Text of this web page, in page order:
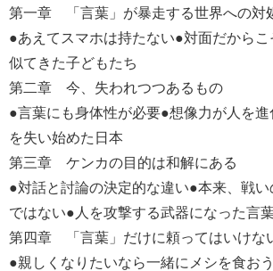
第一章 「言葉」が暴走する世界への対
●あえてスマホは持たない●対面だから
似てきた子どもたち
第二章 今、失われつつあるもの
●言葉にも身体性が必要●想像力が人を進
を失い始めた日本
第三章 ケンカの目的は和解にある
●対話と討論の決定的な違い●本来、戦
ではない●人を攻撃する武器になった言
第四章 「言葉」だけに頼ってはいけな
●親しくなりたいなら一緒にメシを食お